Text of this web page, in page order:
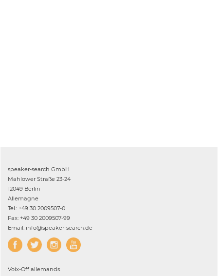
speaker-search GmbH
Mahlower Straße 23-24
12049 Berlin
Allemagne
Tel.: +49 30 2009507-0
Fax: +49 30 2009507-99
Email: info@speaker-search.de
Voix-Off allemands